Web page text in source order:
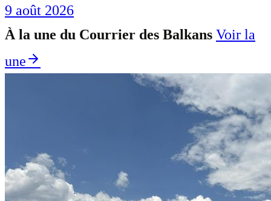
9 août 2026
À la une du Courrier des Balkans Voir la
une